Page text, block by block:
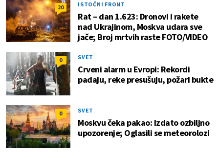
20 ISTOČNI FRONT
Rat – dan 1.623: Dronovi i rakete
nad Ukrajinom, Moskva udara sve
jače; Broj mrtvih raste FOTO/VIDEO
0 SVET
Crveni alarm u Evropi: Rekordi
padaju, reke presušuju, požari bukte
0 SVET
Moskvu čeka pakao: Izdato ozbiljno
upozorenje; Oglasili se meteorolozi